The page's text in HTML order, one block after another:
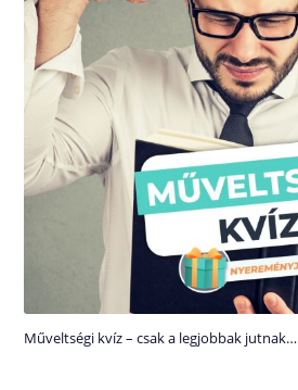
Műveltségi kvíz – csak a legjobbak jutnak…